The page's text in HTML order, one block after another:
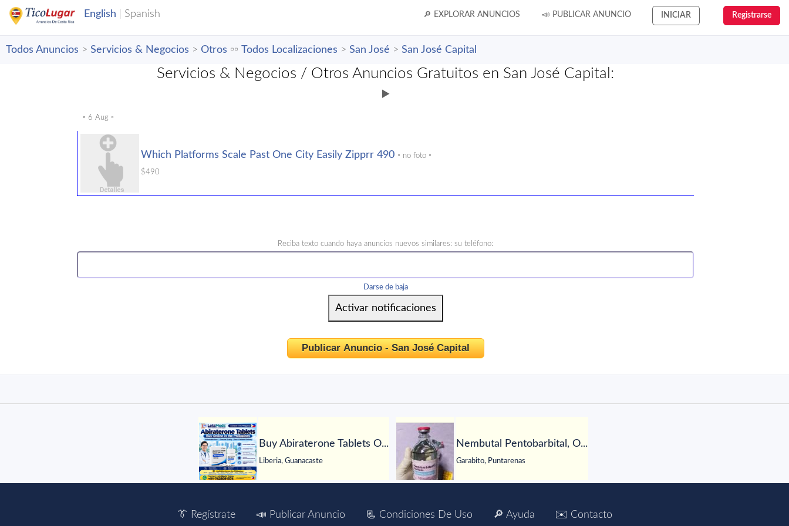
🔎 EXPLORAR ANUNCIOS 📣 PUBLICAR ANUNCIO INICIAR Registrarse
Todos Anuncios > Servicios & Negocios > Otros ▫️▫️ Todos Localizaciones > San José > San José Capital
Servicios & Negocios / Otros Anuncios Gratuitos en San José Capital:
▶️
▫️ 6 Aug ▫️
Which Platforms Scale Past One City Easily Zipprr 490 ▫️ no foto ▫️
$490
Reciba texto cuando haya anuncios nuevos similares: su teléfono:
Darse de baja
Publicar Anuncio - San José Capital
Buy Abiraterone Tablets O...
Liberia, Guanacaste
Nembutal Pentobarbital, O...
Garabito, Puntarenas
👔 Regístrate 📣 Publicar Anuncio 📃 Condiciones De Uso 🔎 Ayuda ✉️ Contacto